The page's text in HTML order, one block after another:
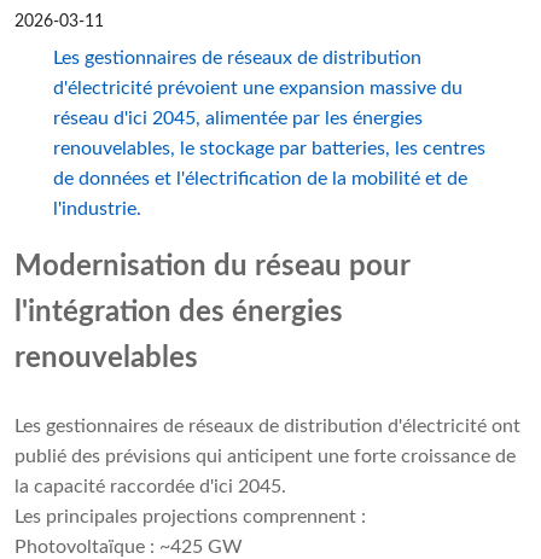
2026-03-11
Les gestionnaires de réseaux de distribution
d'électricité prévoient une expansion massive du
réseau d'ici 2045, alimentée par les énergies
renouvelables, le stockage par batteries, les centres
de données et l'électrification de la mobilité et de
l'industrie.
Modernisation du réseau pour
l'intégration des énergies
renouvelables
Les gestionnaires de réseaux de distribution d'électricité ont
publié des prévisions qui anticipent une forte croissance de
la capacité raccordée d'ici 2045.
Les principales projections comprennent :
Photovoltaïque : ~425 GW